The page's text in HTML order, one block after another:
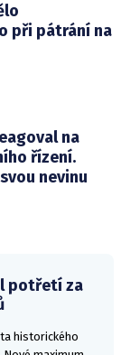
při pátrání na
na
řízení.
nevinu
potřetí za
historického